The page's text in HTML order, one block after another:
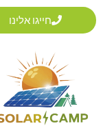
דילוג
לתוכן
חייגו אלינו